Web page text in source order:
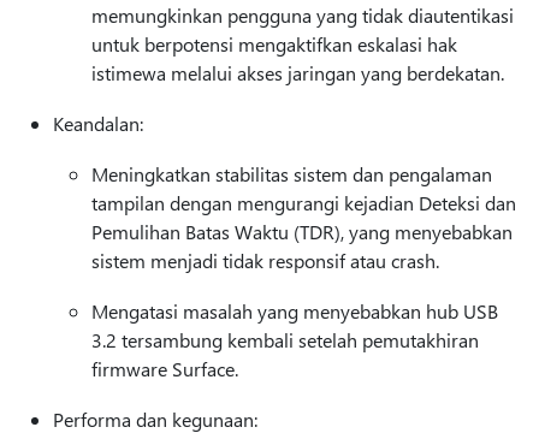
memungkinkan pengguna yang tidak diautentikasi
untuk berpotensi mengaktifkan eskalasi hak
istimewa melalui akses jaringan yang berdekatan.
Keandalan:
Meningkatkan stabilitas sistem dan pengalaman
tampilan dengan mengurangi kejadian Deteksi dan
Pemulihan Batas Waktu (TDR), yang menyebabkan
sistem menjadi tidak responsif atau crash.
Mengatasi masalah yang menyebabkan hub USB
3.2 tersambung kembali setelah pemutakhiran
firmware Surface.
Performa dan kegunaan: